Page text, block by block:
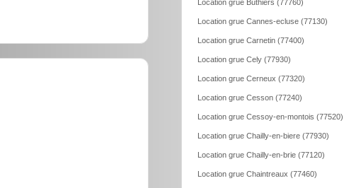
Location grue Buthiers (77760)
Location grue Cannes-ecluse (77130)
Location grue Carnetin (77400)
Location grue Cely (77930)
Location grue Cerneux (77320)
Location grue Cesson (77240)
Location grue Cessoy-en-montois (77520)
Location grue Chailly-en-biere (77930)
Location grue Chailly-en-brie (77120)
Location grue Chaintreaux (77460)